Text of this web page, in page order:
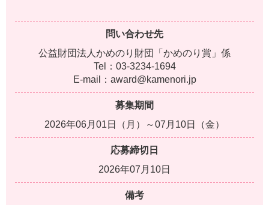
問い合わせ先
公益財団法人かめのり財団「かめのり賞」係
Tel：03-3234-1694
E-mail：award@kamenori.jp
募集期間
2026年06月01日（月）～07月10日（金）
応募締切日
2026年07月10日
備考